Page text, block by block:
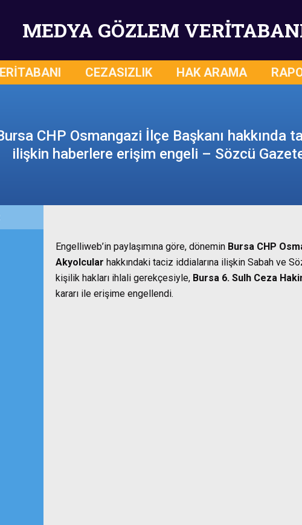
MEDYA GÖZLEM
CEZASIZLIK HAK ARAMA
CHP Osmangazi İlçe Başkanı hakkında
ilişkin haberlere erişim engeli – Sözcü
Engelliweb’in paylaşımına göre, dönemin Bursa CHP
Akyolcular hakkındaki taciz iddialarına ilişkin Sabah ve
kişilik hakları ihlali gerekçesiyle, Bursa 6. Sulh Ceza
kararı ile erişime engellendi.